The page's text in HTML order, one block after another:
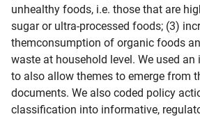
unhealthy foods, i.e. those that are
sugar or ultra-processed foods; (3)
themconsumption of organic foods
waste at household level. We used
to also allow themes to emerge from
documents. We also coded policy
classification into informative,